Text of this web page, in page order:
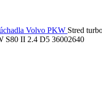
Volvo PKW Stred
S80 II 2.4 D5 36002640